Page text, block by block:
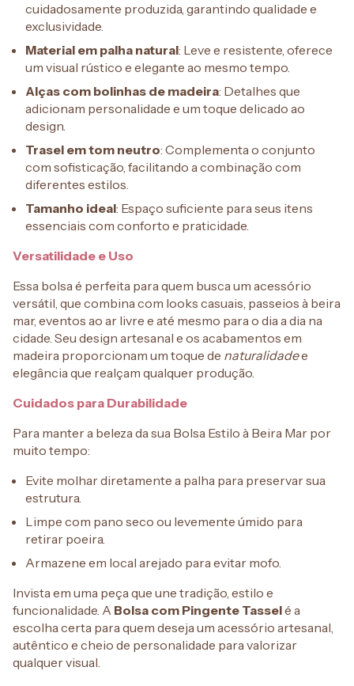
cuidadosamente produzida, garantindo qualidade e
exclusividade.
Material em palha natural: Leve e resistente, oferece
um visual rústico e elegante ao mesmo tempo.
Alças com bolinhas de madeira: Detalhes que
adicionam personalidade e um toque delicado ao
design.
Trasel em tom neutro: Complementa o conjunto
com sofisticação, facilitando a combinação com
diferentes estilos.
Tamanho ideal: Espaço suficiente para seus itens
essenciais com conforto e praticidade.
Versatilidade e Uso
Essa bolsa é perfeita para quem busca um acessório
versátil, que combina com looks casuais, passeios à beira
mar, eventos ao ar livre e até mesmo para o dia a dia na
cidade. Seu design artesanal e os acabamentos em
madeira proporcionam um toque de naturalidadee
elegância que realçam qualquer produção.
Cuidados para Durabilidade
Para manter a beleza da sua Bolsa Estilo à Beira Mar por
muito tempo:
Evite molhar diretamente a palha para preservar sua
estrutura.
Limpe com pano seco ou levemente úmido para
retirar poeira.
Armazene em local arejado para evitar mofo.
Invista em uma peça que une tradição, estilo e
funcionalidade. A Bolsa com Pingente Tasselé a
escolha certa para quem deseja um acessório artesanal,
autêntico e cheio de personalidade para valorizar
qualquer visual.